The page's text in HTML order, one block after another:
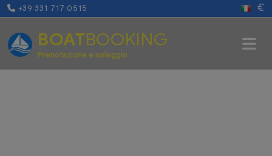
+39 331 717 0515 €
BOATBOOKING
Prenotazione e noleggio